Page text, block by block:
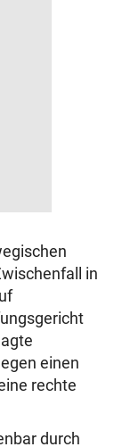
in
einen
rechte
durch